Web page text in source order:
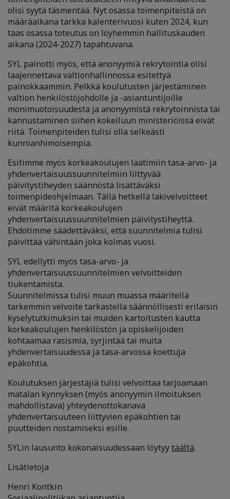
olisi syytä täsmentää. Nyt osassa toimenpiteistä on
määräaikana tarkka kalenterivuosi kuten 2024, kun
taas osassa toteutus on löyhemmin hallituskauden
aikana (2024-2027) tapahtuvana.
SYL painotti myös, että anonyymiä rekrytointia olisi
laajennettava valtionhallinnossa esitettyä
painokkaammin. Pelkkä koulutusten järjestäminen
valtion henkilöstöjohdolle ja -asiantuntijoille
monimuotoisuudesta ja anonyymistä rekrytoinnista tai
kannustaminen siihen kokeiluun ministeriöissä eivät
riitä. Toimenpiteiden tulisi olla selkeästi
kunnianhimoisempia.
Esitimme myös korkeakoulujen laatimiin tasa-arvo- ja
yhdenvertaisuussuunnitelmiin liittyvää
päivitystiheyden säännöstä lisättäväksi
toimenpideohjelmaan. Tällä hetkellä lakivelvoitteet
eivät määritä korkeakoulujen
yhdenvertaisuussuunnitelmien päivitystiheyttä.
Ehdotimme säädettäväksi, että suunnitelmia tulisi
päivittää vähintään joka kolmas vuosi.
SYL edellytti myös tasa-arvo- ja
yhdenvertaisuussuunnitelmien velvoitteiden
tiukentamista.
Suunnitelmissa tulisi muun muassa määritellä
tarkemmin velvoite tarkastella säännöllisesti erilaisin
kyselytutkimuksin tai muiden kartoitusten kautta
korkeakoulujen henkilöstön ja opiskelijoiden
kohtaamaa rasismia, syrjintää tai muita
yhdenvertaisuudessa ja tasa-arvossa koettuja
epäkohtia.
Koulutuksen järjestäjiä tulisi velvoittaa tarjoamaan
matalan kynnyksen (myös anonyymin ilmoituksen
mahdollistava) yhteydenottokanava
yhdenvertaisuuteen liittyvien epäkohtien tai
puutteiden nostamiseksi esille.
SYLin lausunto kokonaisuudessaan löytyytäältä.
Lisätietoja
Henri Kontkin